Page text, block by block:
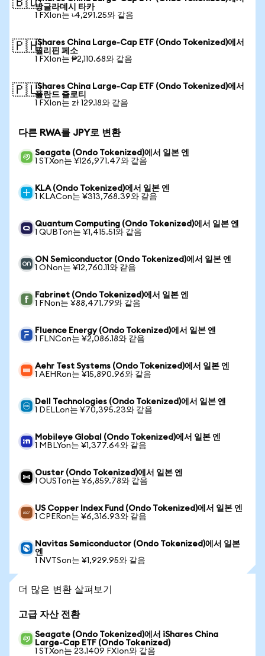
🇧🇩방글라데시 타카
1 FXIon는 ৳4,291.25와 같음
🇵🇭iShares China Large-Cap ETF (Ondo Tokenized)에서
필리핀 페소
1 FXIon는 ₱2,110.68와 같음
🇵🇱iShares China Large-Cap ETF (Ondo Tokenized)에서
폴란드 즐로티
1 FXIon는 zł 129.18와 같음
다른 RWA를 JPY로 변환
Seagate (Ondo Tokenized)에서 일본 엔
1 STXon는 ¥126,971.47와 같음
KLA (Ondo Tokenized)에서 일본 엔
1 KLACon는 ¥313,768.39와 같음
Quantum Computing (Ondo Tokenized)에서 일본 엔
1 QUBTon는 ¥1,415.51와 같음
ON Semiconductor (Ondo Tokenized)에서 일본 엔
1 ONon는 ¥12,760.11와 같음
Fabrinet (Ondo Tokenized)에서 일본 엔
1 FNon는 ¥88,471.79와 같음
Fluence Energy (Ondo Tokenized)에서 일본 엔
1 FLNCon는 ¥2,086.18와 같음
Aehr Test Systems (Ondo Tokenized)에서 일본 엔
1 AEHRon는 ¥15,890.96와 같음
Dell Technologies (Ondo Tokenized)에서 일본 엔
1 DELLon는 ¥70,395.23와 같음
Mobileye Global (Ondo Tokenized)에서 일본 엔
1 MBLYon는 ¥1,377.64와 같음
Ouster (Ondo Tokenized)에서 일본 엔
1 OUSTon는 ¥6,859.78와 같음
US Copper Index Fund (Ondo Tokenized)에서 일본 엔
1 CPERon는 ¥6,316.93와 같음
Navitas Semiconductor (Ondo Tokenized)에서 일본
엔
1 NVTSon는 ¥1,929.95와 같음
더 많은 변환 살펴보기
고급 자산 전환
Seagate (Ondo Tokenized)에서 iShares China
Large-Cap ETF (Ondo Tokenized)
1 STXon는 23.1409 FXIon와 같음